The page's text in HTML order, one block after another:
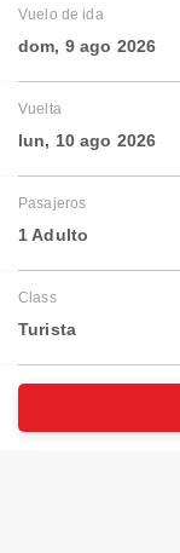
Vuelo de ida
dom, 9 ago 2026
Vuelta
lun, 10 ago 2026
Pasajeros
1 Adulto
Class
Turista